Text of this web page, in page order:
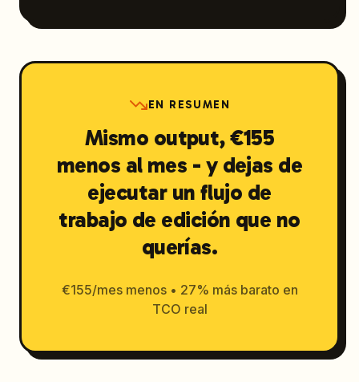
EN RESUMEN
Mismo output, €155
menos al mes - y dejas de
ejecutar un flujo de
trabajo de edición que no
querías.
€155/mes menos • 27% más barato en
TCO real